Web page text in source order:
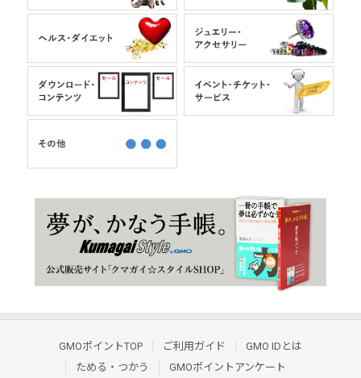
GMOポイントTOP ご利用ガイド
GMO IDとは
ためる・つかう
GMOポイントアンケート